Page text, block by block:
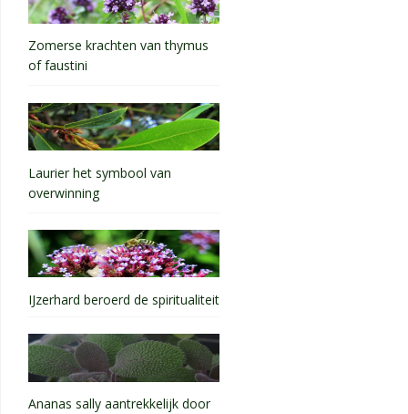
Zomerse krachten van thymus
of faustini
Laurier het symbool van
overwinning
IJzerhard beroerd de spiritualiteit
Ananas sally aantrekkelijk door